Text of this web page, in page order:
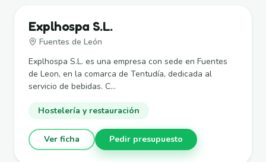
Explhospa S.L.
Fuentes de León
Explhospa S.L. es una empresa con sede en Fuentes
de Leon, en la comarca de Tentudía, dedicada al
servicio de bebidas. C...
Hostelería y restauración
Ver ficha Pedir presupuesto